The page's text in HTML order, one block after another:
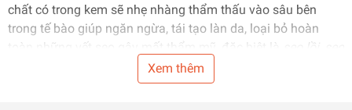
chất có trong kem sẽ nhẹ nhàng thẩm thấu vào sâu bên
trong tế bào giúp ngăn ngừa, tái tạo làn da, loại bỏ hoàn
toàn những vết sẹo gây mất thẩm mỹ, đặc biệt là
sẹo lồi, sẹo
thâm, sẹo sau tai nạn, sẹo phẫu thuật, sẹo sau khi sinh, sẹo
... đồng thời hỗ trợlàm mờ vết rạn ra sau khi sinh
Xem thêm